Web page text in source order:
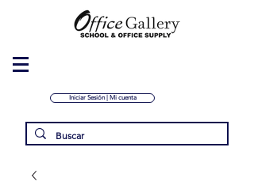
Iniciar Sesión | Mi cuenta